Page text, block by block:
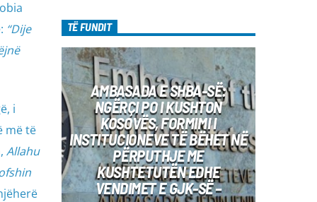
“Dije
i
më të
Allahu
Luljeta Beqiri Kontakti: Viber: +383 45
471 848 SMS: Dërgo Mesazh
TË FUNDIT
AMBASADA E SHBA-SË:
NGËRÇI PO I KUSHTON
KOSOVËS, FORMIMI I
INSTITUCIONEVE TË BËHET NË
PËRPUTHJE ME
KUSHTETUTËN EDHE
VENDIMET E GJK-SË –